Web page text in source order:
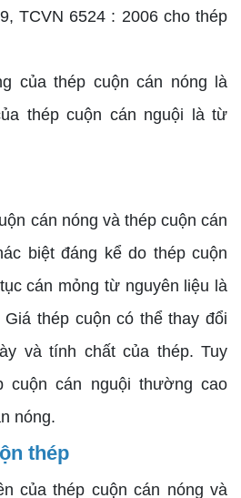
TCVN 6524 : 2006 cho thép
của thép cuộn cán nóng là
thép cuộn cán nguội là từ
cán nóng và thép cuộn cán
biệt đáng kể do thép cuộn
cán mỏng từ nguyên liệu là
thép cuộn có thể thay đổi
và tính chất của thép. Tuy
cuộn cán nguội thường cao
nóng.
thép
của thép cuộn cán nóng và